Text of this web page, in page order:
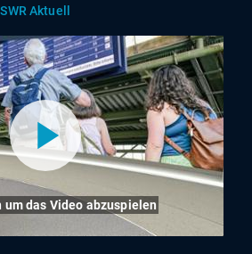
SWR Aktuell
um das Video abzuspielen